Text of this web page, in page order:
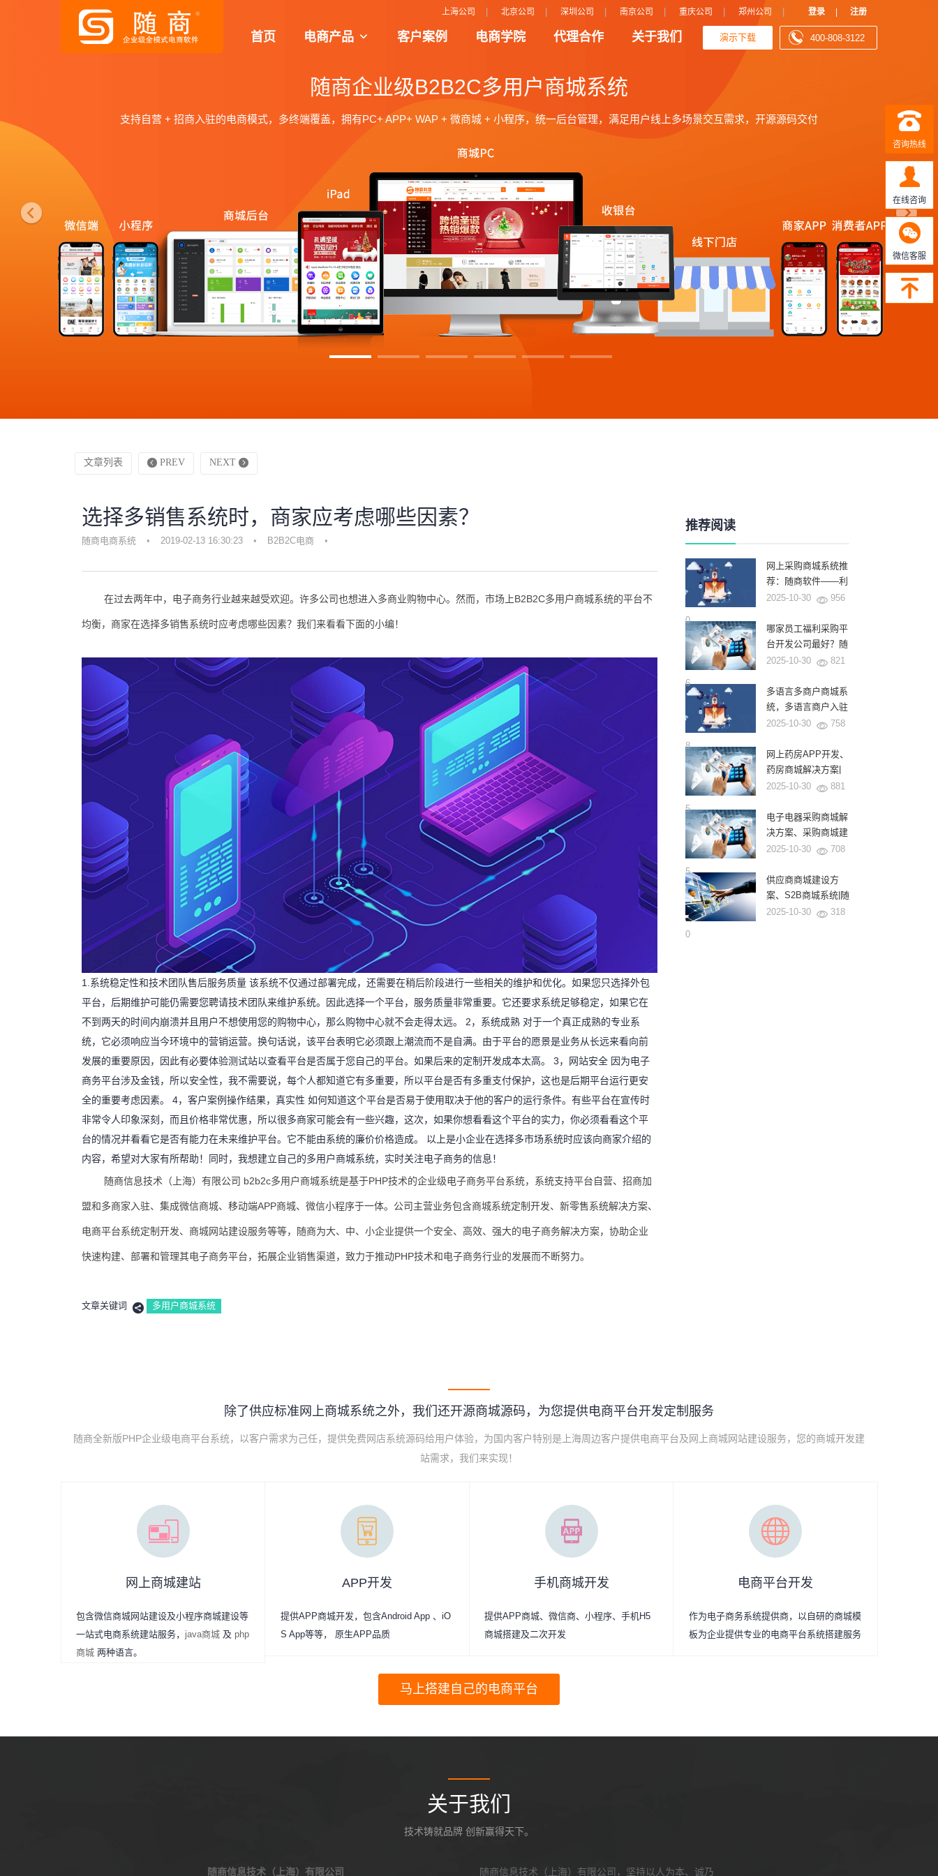
上海公司 北京公司 深圳公司 南京公司 重庆公司 郑州公司 登录 注册
首页 电商产品 客户案例 电商学院 代理合作 关于我们 演示下载 400-808-3122
提升购买转化，实现流量变现，通过直播+短视频+电商新模式场景把人、货、场的完美呈现和结合
满足小程序、APP多种带货场景，支持多商户直播，打造互动性更强的购物平台
体验直播电商系统
s
文章列表 PREV NEXT
选择多销售系统时，商家应考虑哪些因素？
随商电商系统 • 2019-02-13 16:30:23 • B2B2C电商 •
在过去两年中，电子商务行业越来越受欢迎。许多公司也想进入多商业购物中心。然而，市场上B2B2C多用户商城系统的平台不
均衡，商家在选择多销售系统时应考虑哪些因素？我们来看看下面的小编！
1.系统稳定性和技术团队售后服务质量 该系统不仅通过部署完成，还需要在稍后阶段进行一些相关的维护和优化。如果您只选择外包
平台，后期维护可能仍需要您聘请技术团队来维护系统。因此选择一个平台，服务质量非常重要。它还要求系统足够稳定，如果它在
不到两天的时间内崩溃并且用户不想使用您的购物中心，那么购物中心就不会走得太远。 2，系统成熟 对于一个真正成熟的专业系
统，它必须响应当今环境中的营销运营。换句话说，该平台表明它必须跟上潮流而不是自满。由于平台的愿景是业务从长远来看向前
发展的重要原因，因此有必要体验测试站以查看平台是否属于您自己的平台。如果后来的定制开发成本太高。 3，网站安全 因为电子
商务平台涉及金钱，所以安全性，我不需要说，每个人都知道它有多重要，所以平台是否有多重支付保护，这也是后期平台运行更安
全的重要考虑因素。 4，客户案例操作结果，真实性 如何知道这个平台是否易于使用取决于他的客户的运行条件。有些平台在宣传时
非常令人印象深刻，而且价格非常优惠，所以很多商家可能会有一些兴趣，这次，如果你想看看这个平台的实力，你必须看看这个平
台的情况并看看它是否有能力在未来维护平台。它不能由系统的廉价价格造成。 以上是小企业在选择多市场系统时应该向商家介绍的
内容，希望对大家有所帮助！同时，我想建立自己的多用户商城系统，实时关注电子商务的信息！
随商信息技术（上海）有限公司 b2b2c多用户商城系统是基于PHP技术的企业级电子商务平台系统，系统支持平台自营、招商加
盟和多商家入驻、集成微信商城、移动端APP商城、微信小程序于一体。公司主营业务包含商城系统定制开发、新零售系统解决方案、
电商平台系统定制开发、商城网站建设服务等等，随商为大、中、小企业提供一个安全、高效、强大的电子商务解决方案，协助企业
快速构建、部署和管理其电子商务平台，拓展企业销售渠道，致力于推动PHP技术和电子商务行业的发展而不断努力。
文章关键词 多用户商城系统
推荐阅读
网上采购商城系统推
荐：随商软件——利
用AI和深厚的行业积
式
2025-10-30 956
0
哪家员工福利采购平
台开发公司最好？随
商软件为何成为龙头
2025-10-30 821
6
多语言多商户商城系
统，多语言商户入驻
商城系统|随商软件
2025-10-30 758
8
网上药房APP开发、
药房商城解决方案|
随商软件
2025-10-30 881
5
电子电器采购商城解
决方案、采购商城建
设|源码交付|随商软
2025-10-30 708
5
供应商商城建设方
案、S2B商城系统|随
商软件
2025-10-30 318
0
除了供应标准网上商城系统之外，我们还开源商城源码，为您提供电商平台开发定制服务
随商全新版PHP企业级电商平台系统，以客户需求为己任，提供免费网店系统源码给用户体验，为国内客户特别是上海周边客户提供电商平台及网上商城网站建设服务，您的商城开发建
站需求，我们来实现！
网上商城建站
包含微信商城网站建设及小程序商城建设等
一站式电商系统建站服务， java商城 及 php
商城 两种语言。
APP开发
提供APP商城开发，包含Android App 、iO
S App等等， 原生APP品质
手机商城开发
提供APP商城、微信商、小程序、手机H5
商城搭建及二次开发
电商平台开发
作为电子商务系统提供商，以自研的商城模
板为企业提供专业的电商平台系统搭建服务
马上搭建自己的电商平台
关于我们
技术铸就品牌 创新赢得天下。
随商信息技术（上海）有限公司 随商信息技术（上海）有限公司，坚持以人为本、诚乃
咨询热线
在线咨询
微信客服